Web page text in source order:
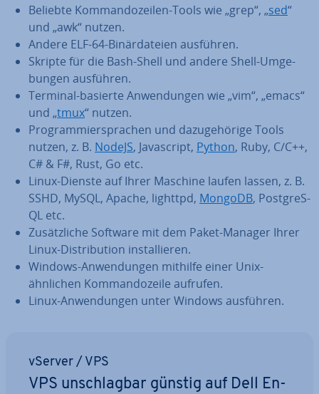
Beliebte Kom­man­do­zei­len-Tools wie „grep“, „sed“
und „awk“ nutzen.
Andere ELF-64-Bi­när­da­tei­en ausführen.
Skripte für die Bash-Shell und andere Shell-Um­ge­
bun­gen ausführen.
Terminal-basierte An­wen­dun­gen wie „vim“, „emacs“
und „tmux“ nutzen.
Pro­gram­mier­spra­chen und da­zu­ge­hö­ri­ge Tools
nutzen, z. B. NodeJS, Ja­va­script, Python, Ruby, C/C++,
C# & F#, Rust, Go etc.
Linux-Dienste auf Ihrer Maschine laufen lassen, z. B.
SSHD, MySQL, Apache, lighttpd, MongoDB, Post­greS­
QL etc.
Zu­sätz­li­che Software mit dem Paket-Manager Ihrer
Linux-Dis­tri­bu­ti­on in­stal­lie­ren.
Windows-An­wen­dun­gen mithilfe einer Unix-
ähnlichen Kom­man­do­zei­le aufrufen.
Linux-An­wen­dun­gen unter Windows ausführen.
vServer / VPS
VPS un­schlag­bar günstig auf Dell En­